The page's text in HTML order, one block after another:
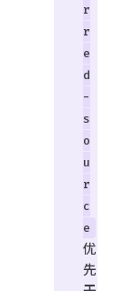
r
r
e
d
-
s
o
u
r
c
e
优
先